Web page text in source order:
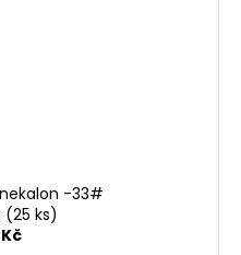
-33#
(25 ks)